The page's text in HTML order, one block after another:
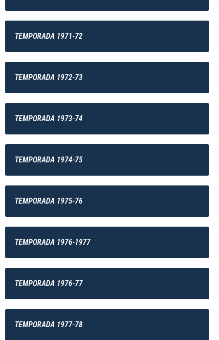
TEMPORADA 1971-72
TEMPORADA 1972-73
TEMPORADA 1973-74
TEMPORADA 1974-75
TEMPORADA 1975-76
TEMPORADA 1976-1977
TEMPORADA 1976-77
TEMPORADA 1977-78